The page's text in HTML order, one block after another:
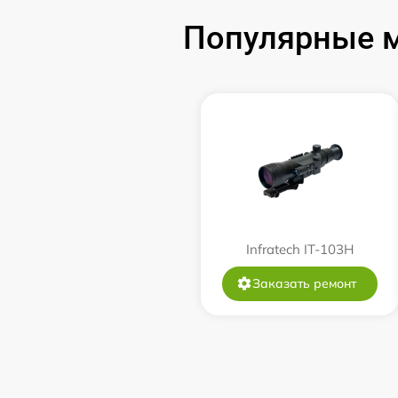
Замена дисплея (экрана)
Популярные
Infratech IT-103Н
Заказать ремонт